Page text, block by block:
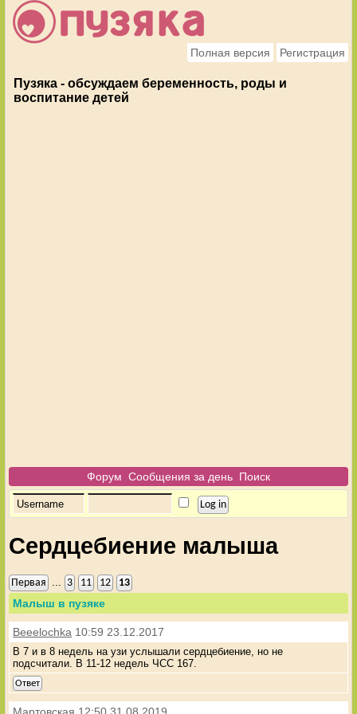
Полная версия Регистрация
Пузяка - обсуждаем беременность, роды и
воспитание детей
Форум Сообщения за день Поиск
Сердцебиение малыша
Первая 3 11 12 13
Малыш в пузяке
Beeelochka 10:59 23.12.2017
В 7 и в 8 недель на узи услышали сердцебиение, но не
подсчитали. В 11-12 недель ЧСС 167.
Ответ
Мартовская 12:50 31.08.2019